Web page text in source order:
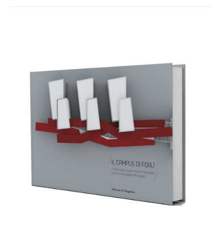
AGGIUNGI AL CARRELLO /